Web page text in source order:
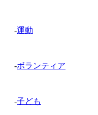
-運動
-ボランティア
-子ども